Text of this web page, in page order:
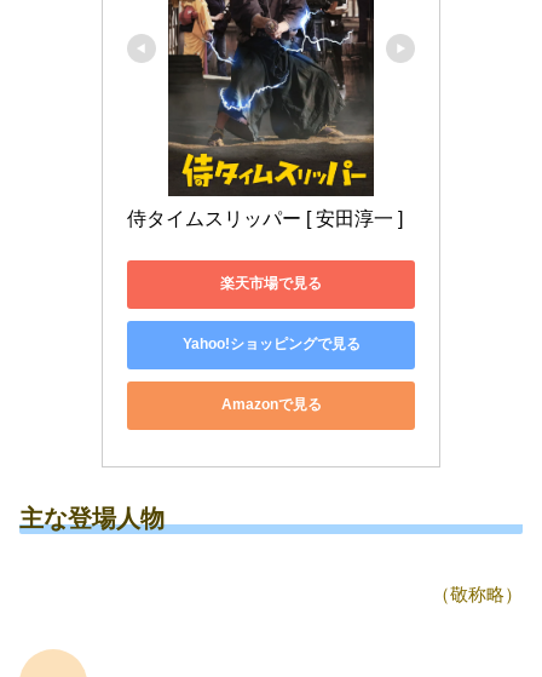
侍タイムスリッパー [ 安田淳一 ]
楽天市場で見る
Yahoo!ショッピングで見る
Amazonで見る
主な登場人物
（敬称略）